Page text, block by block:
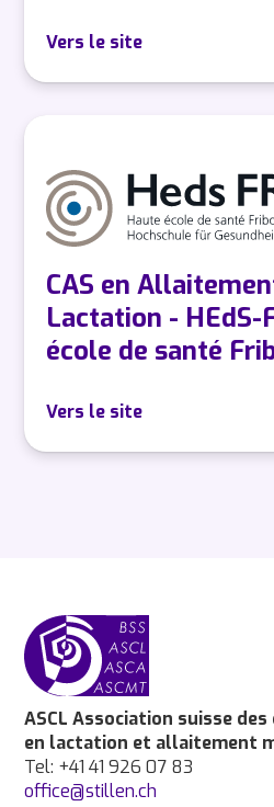
Vers le site
CAS en
Lactation - HEdS-
école de santé
Vers le site
ASCL Association suisse
en lactation et allaitement
Tel: +41 41 926 07 83
office@stillen.ch